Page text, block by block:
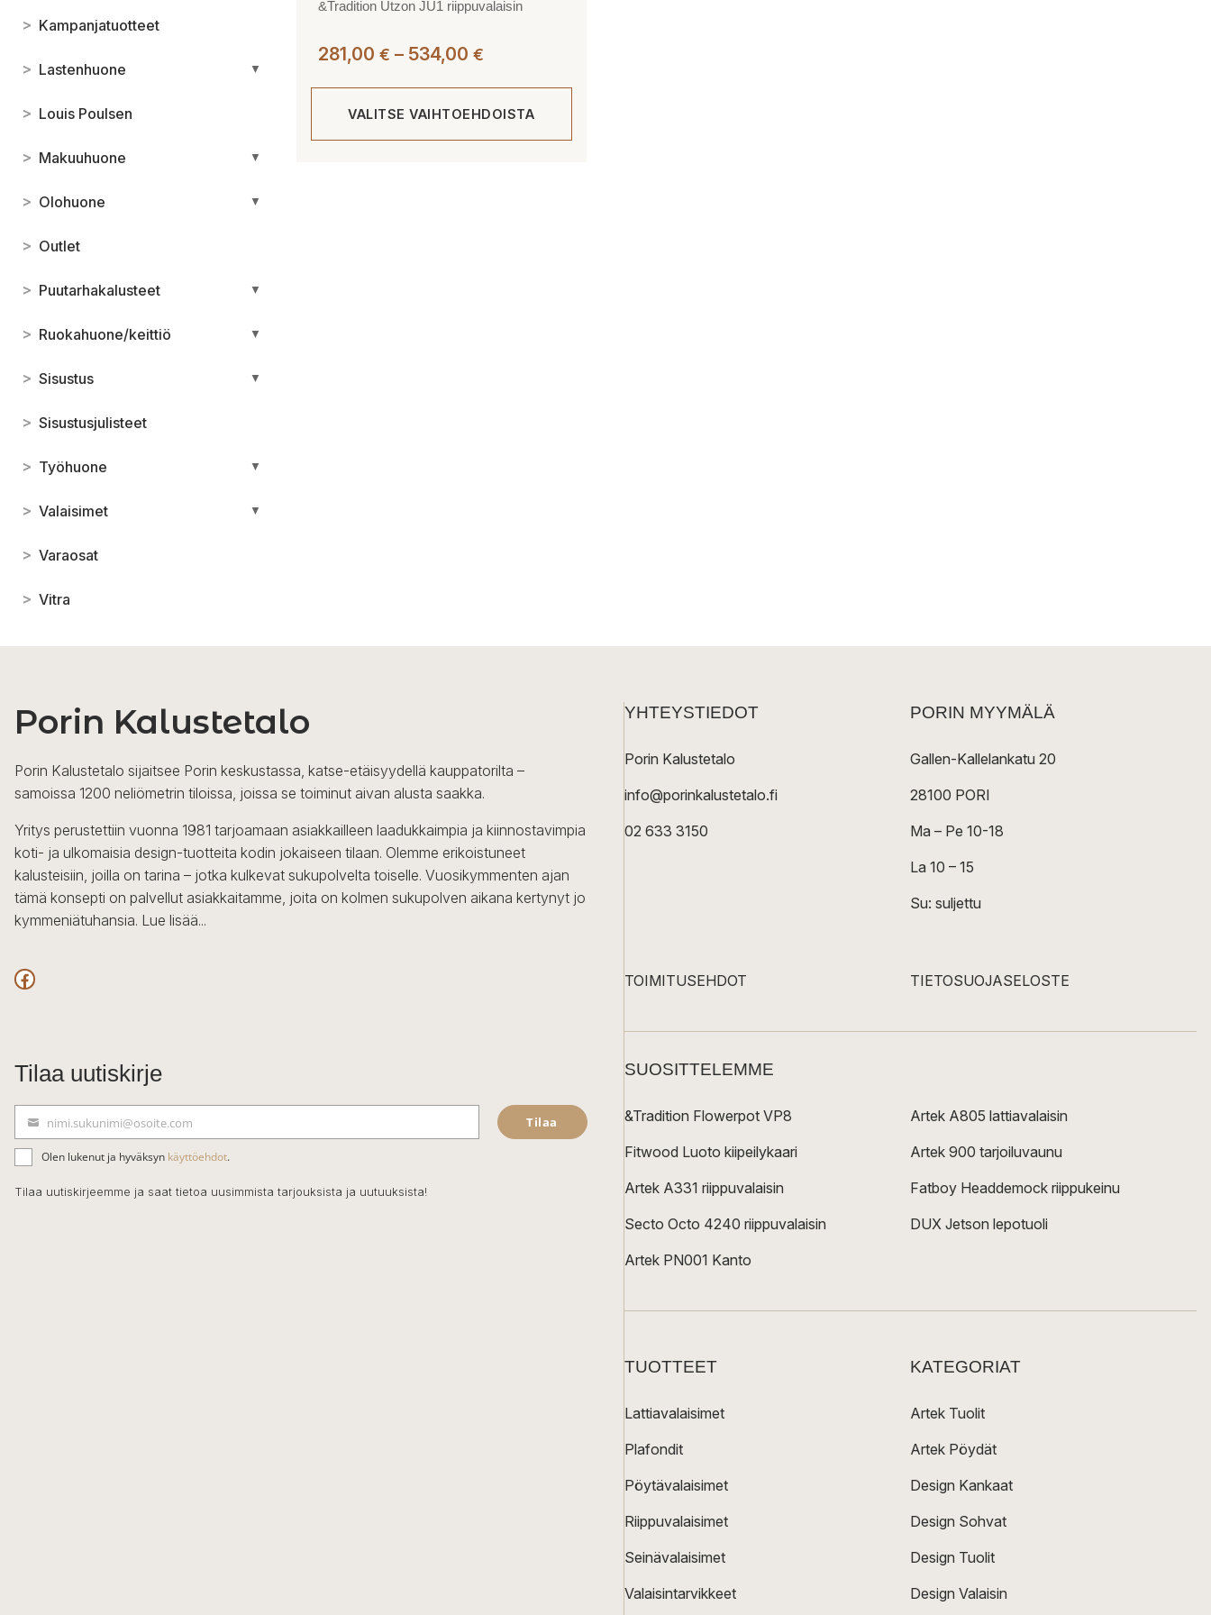
> Kampanjatuotteet
> Lastenhuone ▼
> Louis Poulsen
> Makuuhuone ▼
> Olohuone ▼
> Outlet
> Puutarhakalusteet ▼
> Ruokahuone/keittiö ▼
> Sisustus ▼
> Sisustusjulisteet
> Työhuone ▼
> Valaisimet ▼
> Varaosat
> Vitra
&Tradition Utzon JU1 riippuvalaisin
281,00 € – 534,00 €
534,00 €
VALITSE VAIHTOEHDOISTA
Porin Kalustetalo
Porin Kalustetalo sijaitsee Porin keskustassa, katse-etäisyydellä kauppatorilta –
samoissa 1200 neliömetrin tiloissa, joissa se toiminut aivan alusta saakka.
Yritys perustettiin vuonna 1981 tarjoamaan asiakkailleen laadukkaimpia ja kiinnostavimpia
koti- ja ulkomaisia design-tuotteita kodin jokaiseen tilaan. Olemme erikoistuneet
kalusteisiin, joilla on tarina – jotka kulkevat sukupolvelta toiselle. Vuosikymmenten ajan
tämä konsepti on palvellut asiakkaitamme, joita on kolmen sukupolven aikana kertynyt jo
kymmeniätuhansia. Lue lisää...
Facebook
Tilaa uutiskirje
ä
h
k
nimi.sukunimi@osoite.com Tilaa
Olen lukenut ja hyväksyn käyttöehdot.
Tilaa uutiskirjeemme ja saat tietoa uusimmista tarjouksista ja uutuuksista!
YHTEYSTIEDOT
Porin Kalustetalo
info@porinkalustetalo.fi
02 633 3150
PORIN MYYMÄLÄ
Gallen-Kallelankatu 20
28100 PORI
Ma – Pe 10-18
La 10 – 15
Su: suljettu
TOIMITUSEHDOT TIETOSUOJASELOSTE
SUOSITTELEMME
&Tradition Flowerpot VP8
Fitwood Luoto kiipeilykaari
Artek A331 riippuvalaisin
Secto Octo 4240 riippuvalaisin
Artek PN001 Kanto
Artek A805 lattiavalaisin
Artek 900 tarjoiluvaunu
Fatboy Headdemock riippukeinu
DUX Jetson lepotuoli
TUOTTEET
Lattiavalaisimet
Plafondit
Pöytävalaisimet
Riippuvalaisimet
Seinävalaisimet
Valaisintarvikkeet
KATEGORIAT
Artek Tuolit
Artek Pöydät
Design Kankaat
Design Sohvat
Design Tuolit
Design Valaisin